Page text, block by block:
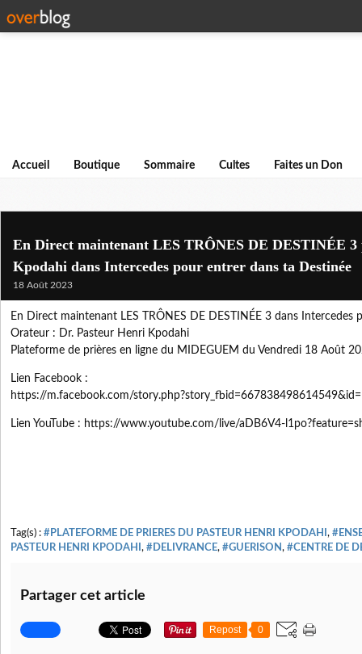
Accueil Boutique Sommaire Cultes Faites un Don
En Direct maintenant LES TRÔNES DE DESTINÉE
Kpodahi dans Intercedes pour entrer dans ta Destinée
18 Août 2023
En Direct maintenant LES TRÔNES DE DESTINÉE 3 dans
Orateur : Dr. Pasteur Henri Kpodahi
Plateforme de prières en ligne du MIDEGUEM du Vendredi 18 Août
Lien Facebook :
https://m.facebook.com/
Lien YouTube : https://www.youtube.com/live/aDB6V4-
Tag(s) : #PLATEFORME DE PRIERES DU PASTEUR HENRI KPODAHI ,
PASTEUR HENRI KPODAHI , #DELIVRANCE, #GUERISON, #CENTRE DE
Partager cet article
Repost 0